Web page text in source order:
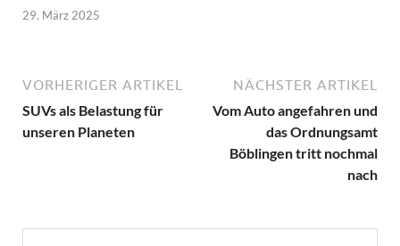
29. März 2025
VORHERIGER ARTIKEL
SUVs als Belastung für
unseren Planeten
NÄCHSTER ARTIKEL
Vom Auto angefahren und
das Ordnungsamt
Böblingen tritt nochmal
nach